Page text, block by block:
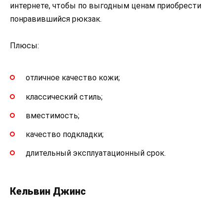
интернете, чтобы по выгодным ценам приобрести
понравившийся рюкзак.
Плюсы:
отличное качество кожи;
классический стиль;
вместимость;
качество подкладки;
длительный эксплуатационный срок.
Кельвин Джинс